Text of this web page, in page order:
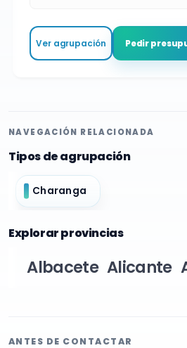
Ver agrupación Pedir
NAVEGACIÓN RELACIONADA
Tipos de agrupación
Charanga
Explorar provincias
Albacete Alicante
ANTES DE CONTACTAR